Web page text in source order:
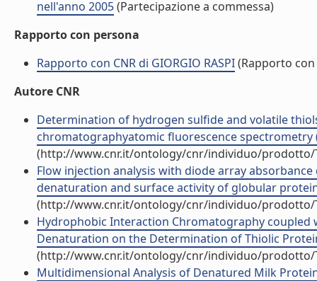
nell'anno 2005(Partecipazione a commessa)
Rapporto con persona
Rapporto con CNR di GIORGIO RASPI(Rapporto con
Autore CNR
Determination of hydrogen sulfide and volatile
chromatographyatomic fluorescence
(http://www.cnr.it/ontology/cnr/individuo/prodotto/
Flow injection analysis with diode array
denaturation and surface activity of globular
(http://www.cnr.it/ontology/cnr/individuo/prodotto/
Hydrophobic Interaction Chromatography coupled
Denaturation on the Determination of Thiolic
(http://www.cnr.it/ontology/cnr/individuo/prodotto/
Multidimensional Analysis of Denatured Milk